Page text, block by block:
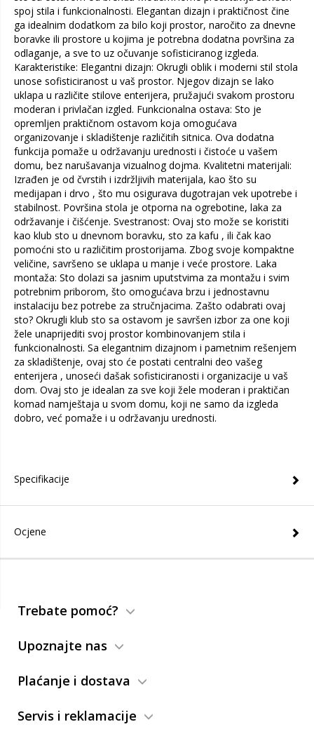
spoj stila i funkcionalnosti. Elegantan dizajn i praktičnost čine
ga idealnim dodatkom za bilo koji prostor, naročito za dnevne
boravke ili prostore u kojima je potrebna dodatna površina za
odlaganje, a sve to uz očuvanje sofisticiranog izgleda.
Karakteristike: Elegantni dizajn: Okrugli oblik i moderni stil stola
unose sofisticiranost u vaš prostor. Njegov dizajn se lako
uklapa u različite stilove enterijera, pružajući svakom prostoru
moderan i privlačan izgled. Funkcionalna ostava: Sto je
opremljen praktičnom ostavom koja omogućava
organizovanje i skladištenje različitih sitnica. Ova dodatna
funkcija pomaže u održavanju urednosti i čistoće u vašem
domu, bez narušavanja vizualnog dojma. Kvalitetni materijali:
Izrađen je od čvrstih i izdržljivih materijala, kao što su
medijapan i drvo , što mu osigurava dugotrajan vek upotrebe i
stabilnost. Površina stola je otporna na ogrebotine, laka za
održavanje i čišćenje. Svestranost: Ovaj sto može se koristiti
kao klub sto u dnevnom boravku, sto za kafu , ili čak kao
pomoćni sto u različitim prostorijama. Zbog svoje kompaktne
veličine, savršeno se uklapa u manje i veće prostore. Laka
montaža: Sto dolazi sa jasnim uputstvima za montažu i svim
potrebnim priborom, što omogućava brzu i jednostavnu
instalaciju bez potrebe za stručnjacima. Zašto odabrati ovaj
sto? Okrugli klub sto sa ostavom je savršen izbor za one koji
žele unaprijediti svoj prostor kombinovanjem stila i
funkcionalnosti. Sa elegantnim dizajnom i pametnim rešenjem
za skladištenje, ovaj sto će postati centralni deo vašeg
enterijera , unoseći dašak sofisticiranosti i organizacije u vaš
dom. Ovaj sto je idealan za sve koji žele moderan i praktičan
komad namještaja u svom domu, koji ne samo da izgleda
dobro, već pomaže i u održavanju urednosti.
Specifikacije
Ocjene
Trebate pomoć?
Upoznajte nas
Plaćanje i dostava
Servis i reklamacije